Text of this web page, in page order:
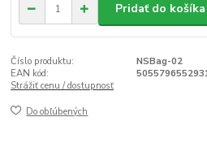
Pridať do košíka
Číslo produktu:
NSBag-02
EAN kód:
Strážiť cenu / dostupnosť
Do obľúbených